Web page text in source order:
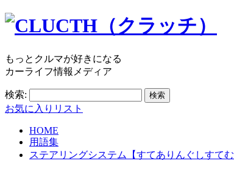
もっとクルマが好きになる
カーライフ情報メディア
検索:
お気に入りリスト
HOME
用語集
ステアリングシステム【すてありんぐしすてむ